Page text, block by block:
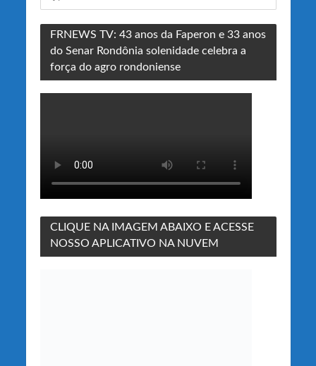
FRNEWS TV: 43 anos da Faperon e 33 anos
do Senar Rondônia solenidade celebra a
força do agro rondoniense
CLIQUE NA IMAGEM ABAIXO E ACESSE
NOSSO APLICATIVO NA NUVEM